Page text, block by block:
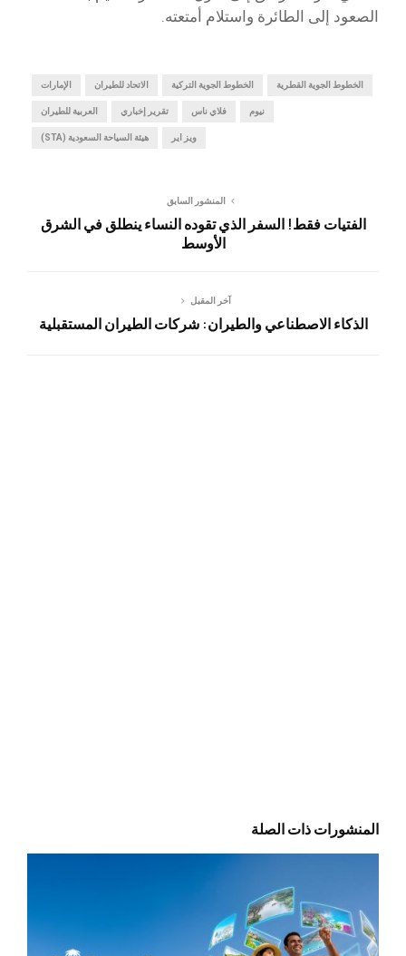
الصعود إلى الطائرة واستلام أمتعته.
الإمارات الاتحاد للطيران الخطوط الجوية التركية الخطوط الجوية القطرية
العربية للطيران تقرير إخباري فلاي ناس نيوم
هيئة السياحة السعودية (STA) ويز اير
المنشور السابق
الفتيات فقط! السفر الذي تقوده النساء ينطلق في الشرق
الأوسط
آخر المقبل
الذكاء الاصطناعي والطيران: شركات الطيران المستقبلية
المنشورات ذات الصلة